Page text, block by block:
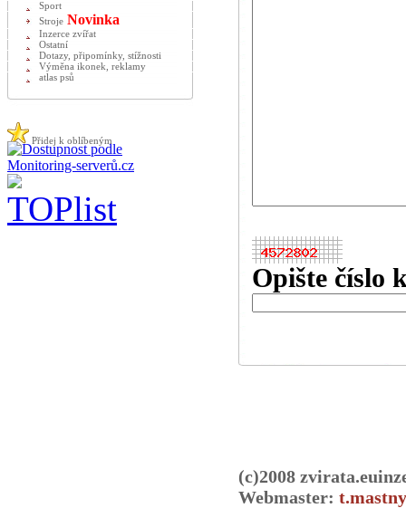
Opište číslo
(c)2008
Webmaster:
Sport
Stroje Novinka
Inzerce zvířat
Ostatní
Dotazy, připomínky, stížnosti
Výměna ikonek, reklamy
atlas psů
Přidej k oblíbeným